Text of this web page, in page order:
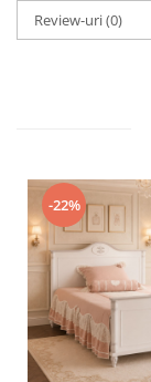
Review-uri(0)
-22%